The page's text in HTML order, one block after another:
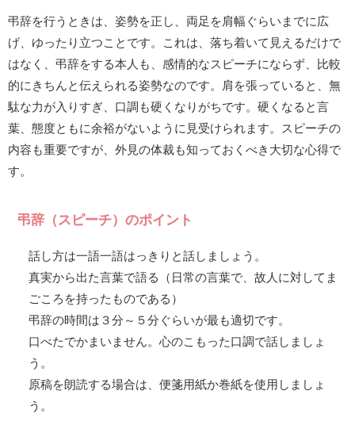
弔辞を行うときは、姿勢を正し、両足を肩幅ぐらいまでに広
げ、ゆったり立つことです。これは、落ち着いて見えるだけで
はなく、弔辞をする本人も、感情的なスピーチにならず、比較
的にきちんと伝えられる姿勢なのです。肩を張っていると、無
駄な力が入りすぎ、口調も硬くなりがちです。硬くなると言
葉、態度ともに余裕がないように見受けられます。スピーチの
内容も重要ですが、外見の体裁も知っておくべき大切な心得で
す。
弔辞（スピーチ）のポイント
話し方は一語一語はっきりと話しましょう。
真実から出た言葉で語る（日常の言葉で、故人に対してま
ごころを持ったものである）
弔辞の時間は３分～５分ぐらいが最も適切です。
口べたでかまいません。心のこもった口調で話しましょ
う。
原稿を朗読する場合は、便箋用紙か巻紙を使用しましょ
う。